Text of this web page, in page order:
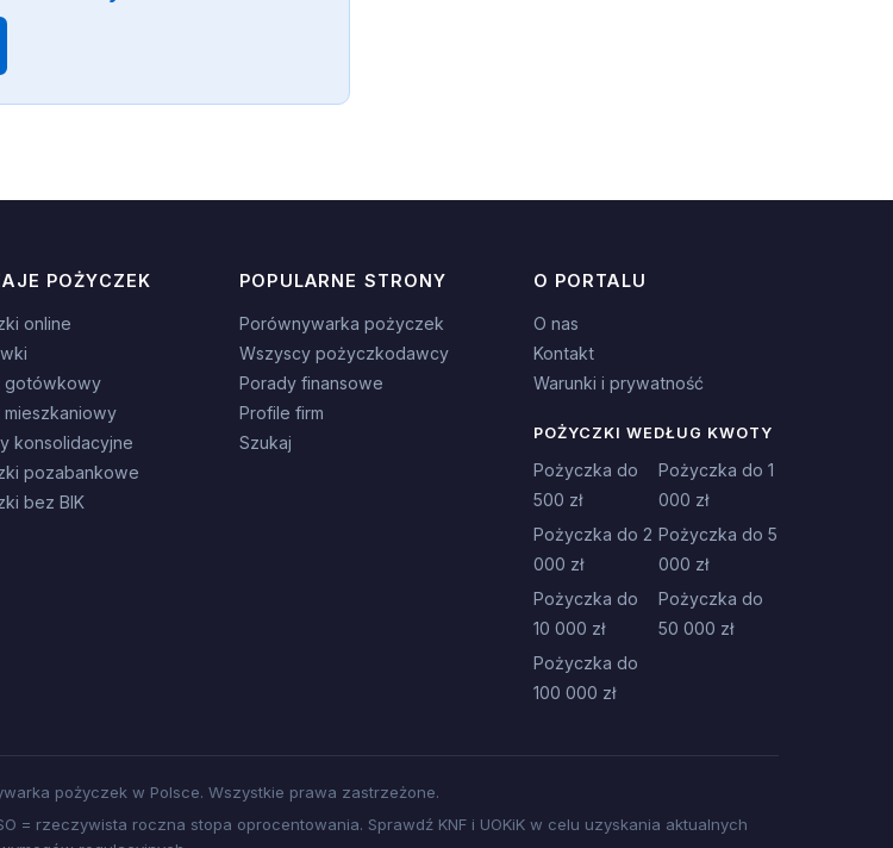
POŻYCZEK
online
gotówkowy
konsolidacyjne
pozabankowe
bez BIK
POPULARNE STRONY
Porównywarka pożyczek
Wszyscy pożyczkodawcy
Porady finansowe
Profile firm
Szukaj
O PORTALU
O nas
Kontakt
Warunki i prywatność
POŻYCZKI WEDŁUG KWOTY
Pożyczka do
500 zł
Pożyczka do 1
000 zł
Pożyczka do 2
000 zł
Pożyczka do 5
000 zł
Pożyczka do
10 000 zł
Pożyczka do
50 000 zł
Pożyczka do
100 000 zł
pożyczek w Polsce. Wszystkie prawa zastrzeżone.
= rzeczywista roczna stopa oprocentowania. Sprawdź KNF i UOKiK w celu uzyskania aktualnych